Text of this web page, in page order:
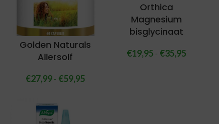
Golden Naturals
Allersolf
€27,99- €59,95
Orthica
Magnesium
bisglycinaat
€19,95 - €35,95